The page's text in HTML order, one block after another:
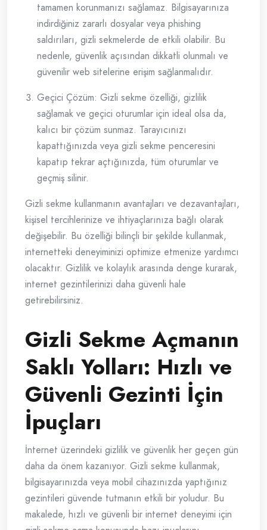
tamamen korunmanızı sağlamaz. Bilgisayarınıza
indirdiğiniz zararlı dosyalar veya phishing
saldırıları, gizli sekmelerde de etkili olabilir. Bu
nedenle, güvenlik açısından dikkatli olunmalı ve
güvenilir web sitelerine erişim sağlanmalıdır.
Geçici Çözüm: Gizli sekme özelliği, gizlilik
sağlamak ve geçici oturumlar için ideal olsa da,
kalıcı bir çözüm sunmaz. Tarayıcınızı
kapattığınızda veya gizli sekme penceresini
kapatıp tekrar açtığınızda, tüm oturumlar ve
geçmiş silinir.
Gizli sekme kullanmanın avantajları ve dezavantajları,
kişisel tercihlerinize ve ihtiyaçlarınıza bağlı olarak
değişebilir. Bu özelliği bilinçli bir şekilde kullanmak,
internetteki deneyiminizi optimize etmenize yardımcı
olacaktır. Gizlilik ve kolaylık arasında denge kurarak,
internet gezintilerinizi daha güvenli hale
getirebilirsiniz.
Gizli Sekme Açmanın
Saklı Yolları: Hızlı ve
Güvenli Gezinti İçin
İpuçları
İnternet üzerindeki gizlilik ve güvenlik her geçen gün
daha da önem kazanıyor. Gizli sekme kullanmak,
bilgisayarınızda veya mobil cihazınızda yaptığınız
gezintileri güvende tutmanın etkili bir yoludur. Bu
makalede, hızlı ve güvenli bir internet deneyimi için